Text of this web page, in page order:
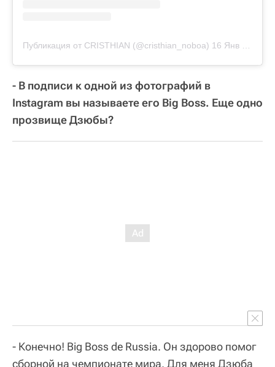
Публикация от CRISTHIAN (@cristhian_noboa) 16 Янв 2019 в 5:06 PST
- В подписи к одной из фотографий в
Instagram вы называете его Big Boss. Еще одно
прозвище Дзюбы?
- Конечно! Big Boss de Russia. Он здорово помог
сборной на чемпионате мира. Для меня Дзюба